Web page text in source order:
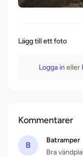
Lägg till ett foto
Logga in eller
Kommentarer
B
Batramper
Bra